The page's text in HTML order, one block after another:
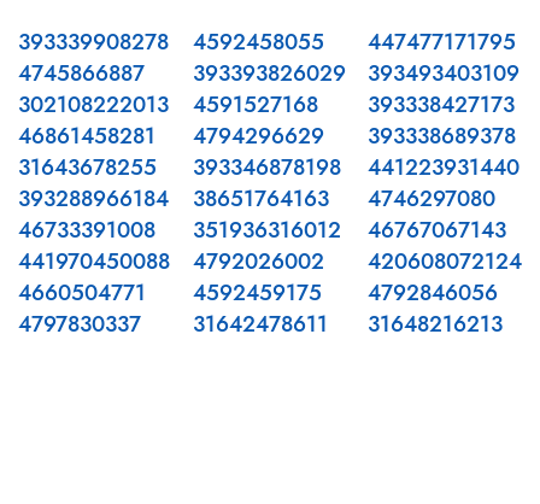
393339908278
4745866887
302108222013
46861458281
31643678255
393288966184
46733391008
441970450088
4660504771
4797830337
4592458055
393393826029
4591527168
4794296629
393346878198
38651764163
351936316012
4792026002
4592459175
31642478611
447477171795
393493403109
393338427173
393338689378
441223931440
4746297080
46767067143
420608072124
4792846056
31648216213